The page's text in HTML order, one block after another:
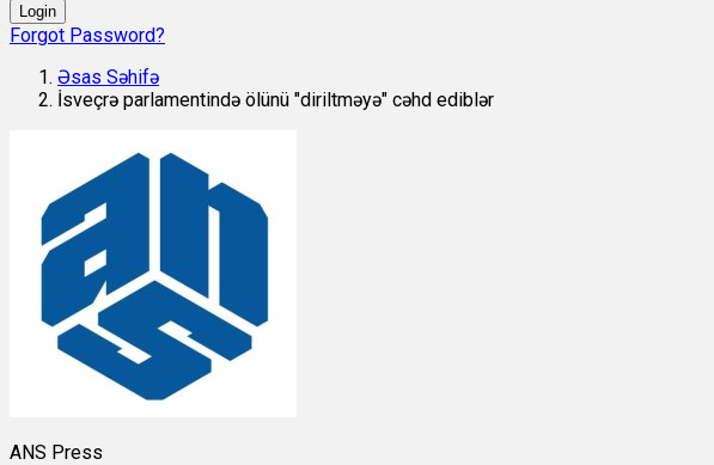
Login
Forgot Password?
Əsas Səhifə
İsveçrə parlamentində ölünü "diriltməyə" cəhd ediblər
ANS Press